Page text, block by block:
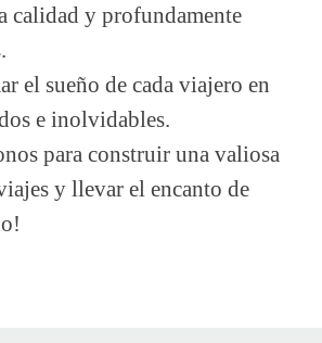
calidad y profundamente
el sueño de cada viajero en
e inolvidables.
para construir una valiosa
y llevar el encanto de